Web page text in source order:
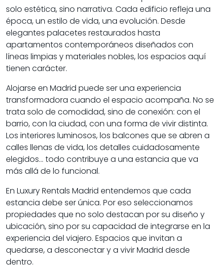
solo estética, sino narrativa. Cada edificio refleja una
época, un estilo de vida, una evolución. Desde
elegantes palacetes restaurados hasta
apartamentos contemporáneos diseñados con
líneas limpias y materiales nobles, los espacios aquí
tienen carácter.
Alojarse en Madrid puede ser una experiencia
transformadora cuando el espacio acompaña. No se
trata solo de comodidad, sino de conexión: con el
barrio, con la ciudad, con una forma de vivir distinta.
Los interiores luminosos, los balcones que se abren a
calles llenas de vida, los detalles cuidadosamente
elegidos… todo contribuye a una estancia que va
más allá de lo funcional.
En Luxury Rentals Madrid entendemos que cada
estancia debe ser única. Por eso seleccionamos
propiedades que no solo destacan por su diseño y
ubicación, sino por su capacidad de integrarse en la
experiencia del viajero. Espacios que invitan a
quedarse, a desconectar y a vivir Madrid desde
dentro.